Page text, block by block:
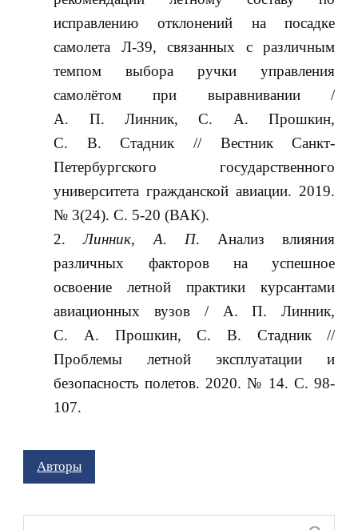
исправлению отклонений на посадке
самолета Л-39, связанных с различным
темпом выбора ручки управления
самолётом при выравнивании /
А. П. Линник, С. А. Прошкин,
С. В. Стадник // Вестник Санкт-
Петербургского государственного
университета гражданской авиации. 2019.
№ 3(24). С. 5-20 (ВАК).
Линник, А. П. Анализ влияния
различных факторов на успешное
освоение летной практики курсантами
авиационных вузов / А. П. Линник,
С. А. Прошкин, С. В. Стадник //
Проблемы летной эксплуатации и
безопасность полетов. 2020. № 14. С. 98-
107.
Авторы